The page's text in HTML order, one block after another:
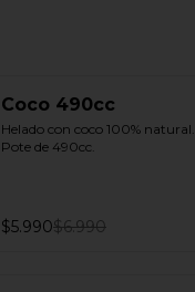
Coco 490cc
Helado con coco 100% natural.
Pote de 490cc.
$5.990$6.990